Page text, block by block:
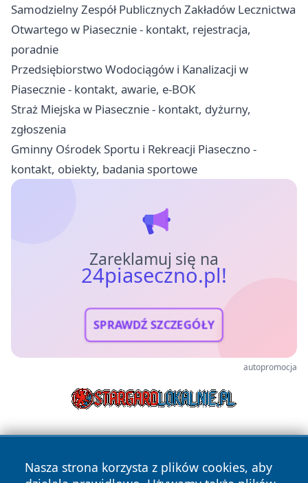
Samodzielny Zespół Publicznych Zakładów Lecznictwa
Otwartego w Piasecznie - kontakt, rejestracja,
poradnie
Przedsiębiorstwo Wodociągów i Kanalizacji w
Piasecznie - kontakt, awarie, e-BOK
Straż Miejska w Piasecznie - kontakt, dyżurny,
zgłoszenia
Gminny Ośrodek Sportu i Rekreacji Piaseczno -
kontakt, obiekty, badania sportowe
Zareklamuj się na
24piaseczno.pl!
SPRAWDŹ SZCZEGÓŁY
autopromocja
Nasza strona korzysta z plików cookies, aby